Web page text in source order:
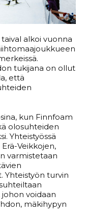
alkoi vuonna
tukijana on ollut
että
kun Finnfoam
olosuhteiden
Yhteistyössä
Veikkojen,
varmistetaan
turvin
voidaan
mäkihypyn